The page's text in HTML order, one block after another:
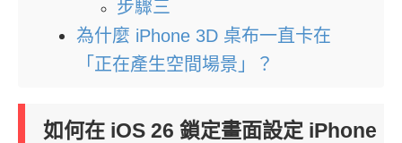
步驟三
為什麼 iPhone 3D 桌布一直卡在
「正在產生空間場景」？
如何在 iOS 26 鎖定畫面設定 iPhone